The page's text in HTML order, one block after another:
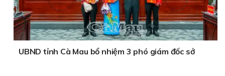
UBND tỉnh Cà Mau bổ nhiệm 3 phó giám đốc sở